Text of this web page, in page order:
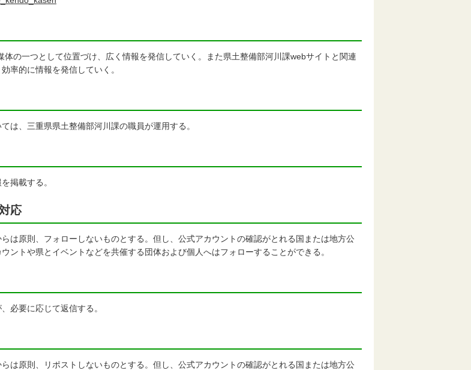
の一つとして位置づけ、広く情報を発信していく。また県土整備部河川課webサイトと関連
率的に情報を発信していく。
は、三重県県土整備部河川課の職員が運用する。
掲載する。
応
は原則、フォローしないものとする。但し、公式アカウントの確認がとれる国または地方公
ントや県とイベントなどを共催する団体および個人へはフォローすることができる。
必要に応じて返信する。
は原則、リポストしないものとする。但し、公式アカウントの確認がとれる国または地方公